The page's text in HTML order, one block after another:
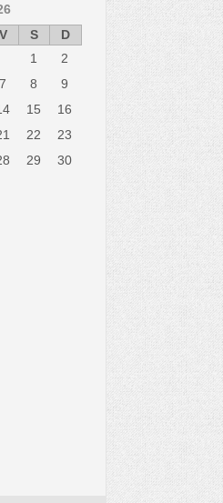
V S
D
1
2
7 8
9
15
16
22
23
29
30